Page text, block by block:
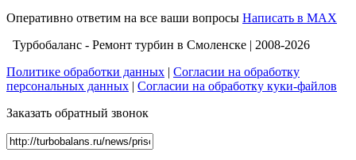
Оперативно ответим на все ваши вопросы Написать в MAX
Турбобаланс - Ремонт турбин в Смоленске | 2008-2026
Политике обработки данных | Согласии на обработку
персональных данных | Согласии на обработку куки-файлов
Заказать обратный звонок